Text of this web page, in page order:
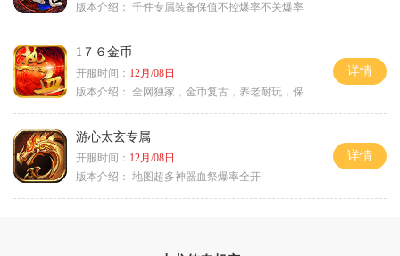
版本介绍： 千件专属装备保值不控爆率不关爆率
1７６金币
开服时间： 12月/08日
版本介绍： 全网独家，金币复古，养老耐玩，保底回収
详情
游心太玄专属
开服时间： 12月/08日
版本介绍： 地图超多神器血祭爆率全开
详情